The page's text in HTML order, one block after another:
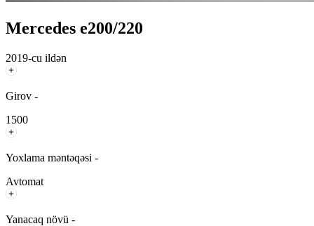
Mercedes e200/220
2019-cu ildən
Girov -
1500
Yoxlama məntəqəsi -
Avtomat
Yanacaq növü -